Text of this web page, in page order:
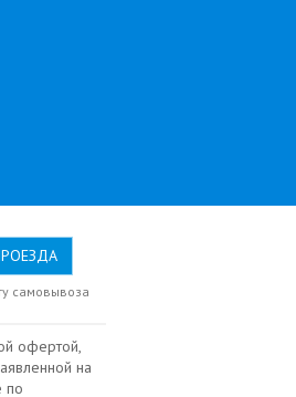
самовывоза
офертой,
на
по